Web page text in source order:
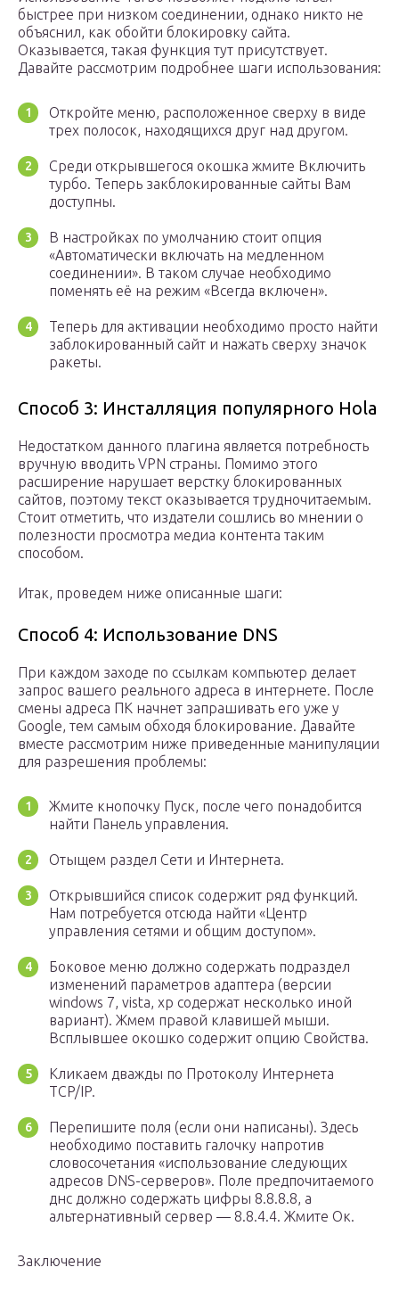
быстрее при низком соединении, однако никто не
объяснил, как обойти блокировку сайта.
Оказывается, такая функция тут присутствует.
Давайте рассмотрим подробнее шаги использования:
Откройте меню, расположенное сверху в виде
трех полосок, находящихся друг над другом.
Среди открывшегося окошка жмите Включить
турбо. Теперь закблокированные сайты Вам
доступны.
В настройках по умолчанию стоит опция
«Автоматически включать на медленном
соединении». В таком случае необходимо
поменять её на режим «Всегда включен».
Теперь для активации необходимо просто найти
заблокированный сайт и нажать сверху значок
ракеты.
Способ 3: Инсталляция популярного Hola
Недостатком данного плагина является потребность
вручную вводить VPN страны. Помимо этого
расширение нарушает верстку блокированных
сайтов, поэтому текст оказывается трудночитаемым.
Стоит отметить, что издатели сошлись во мнении о
полезности просмотра медиа контента таким
способом.
Итак, проведем ниже описанные шаги:
Способ 4: Использование DNS
При каждом заходе по ссылкам компьютер делает
запрос вашего реального адреса в интернете. После
смены адреса ПК начнет запрашивать его уже у
Google, тем самым обходя блокирование. Давайте
вместе рассмотрим ниже приведенные манипуляции
для разрешения проблемы:
Жмите кнопочку Пуск, после чего понадобится
найти Панель управления.
Отыщем раздел Сети и Интернета.
Открывшийся список содержит ряд функций.
Нам потребуется отсюда найти «Центр
управления сетями и общим доступом».
Боковое меню должно содержать подраздел
изменений параметров адаптера (версии
windows 7, vista, xp содержат несколько иной
вариант). Жмем правой клавишей мыши.
Всплывшее окошко содержит опцию Свойства.
Кликаем дважды по Протоколу Интернета
TCP/IP.
Перепишите поля (если они написаны). Здесь
необходимо поставить галочку напротив
словосочетания «использование следующих
адресов DNS-серверов». Поле предпочитаемого
днс должно содержать цифры 8.8.8.8, а
альтернативный сервер — 8.8.4.4. Жмите Ок.
Заключение